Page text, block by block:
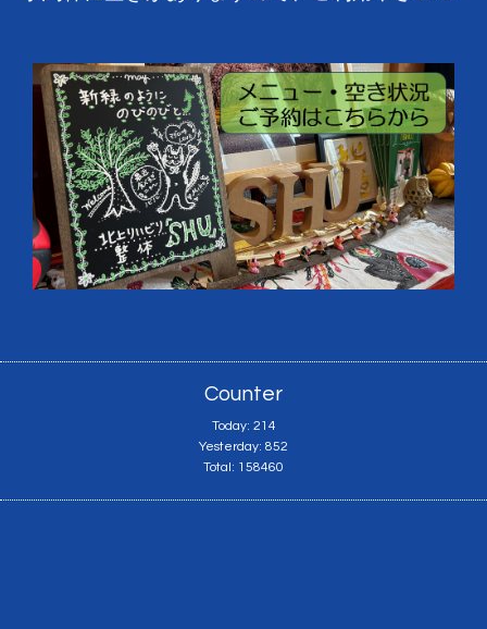
Counter
Today: 214
Yesterday: 852
Total: 158460